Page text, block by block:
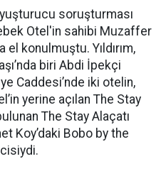
soruşturması
Otel'in sahibi Muzaffer
el konulmuştu. Yıldırım,
biri Abdi İpekçi
Caddesi’nde iki otelin,
yerine açılan The Stay
The Stay Alaçatı
Koy’daki Bobo by the